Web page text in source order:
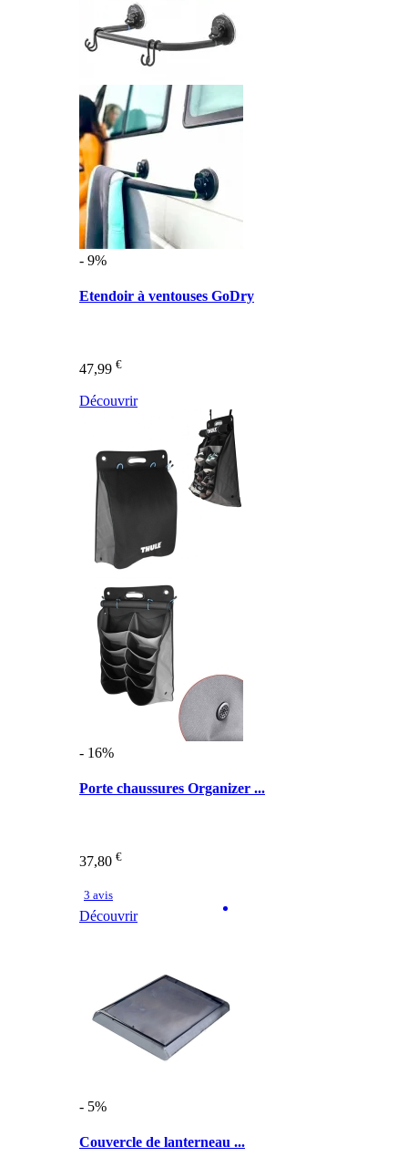
- 9%
Etendoir à ventouses GoDry
47,99 €
Découvrir
- 16%
Porte chaussures Organizer ...
37,80 €
3 avis
Découvrir
- 5%
Couvercle de lanterneau ...